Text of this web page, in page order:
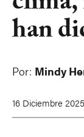
han
Por: Mindy
16 Diciembre 2025